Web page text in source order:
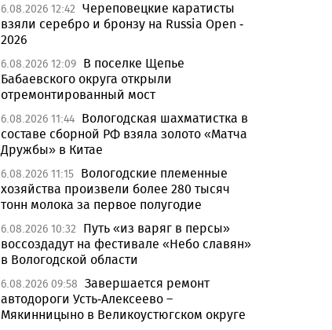
6.08.2026 12:42 Череповецкие каратисты
взяли серебро и бронзу на Russia Open -
2026
6.08.2026 12:09 В поселке Щепье
Бабаевского округа открыли
отремонтированный мост
6.08.2026 11:44 Вологодская шахматистка в
составе сборной РФ взяла золото «Матча
Дружбы» в Китае
6.08.2026 11:15 Вологодские племенные
хозяйства произвели более 280 тысяч
тонн молока за первое полугодие
6.08.2026 10:32
Путь «из варяг в персы»
воссоздадут на фестивале «Небо славян»
в Вологодской области
6.08.2026 09:58 Завершается ремонт
автодороги Усть-Алексеево –
Мякинницыно в Великоустюгском округе